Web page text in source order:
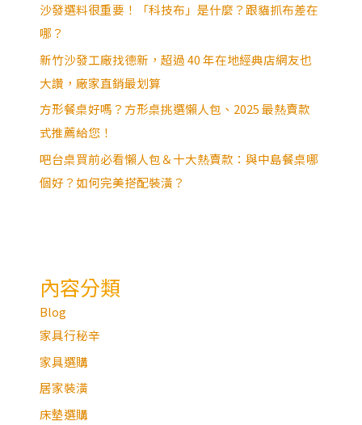
沙發選料很重要！「科技布」是什麼？跟貓抓布差在
哪？
新竹沙發工廠找德新，超過 40 年在地經典店網友也
大讚，廠家直銷最划算
方形餐桌好嗎？方形桌挑選懶人包、2025 最熱賣款
式推薦給您！
吧台桌買前必看懶人包＆十大熱賣款：與中島餐桌哪
個好？如何完美搭配裝潢？
內容分類
Blog
家具行秘辛
家具選購
居家裝潢
床墊選購